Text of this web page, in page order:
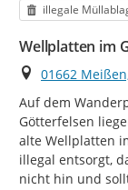
Kategorie
illegale
Wellplatten im
Ort
01662
Auf dem
Götterfelsen
alte Wellplatten
illegal entsorgt,
nicht hin und